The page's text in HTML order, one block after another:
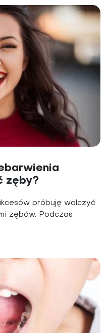
zęby?
próbuję walczyć
zębów. Podczas